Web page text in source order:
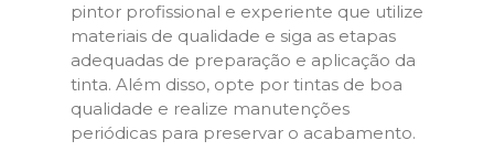
pintor profissional e experiente que utilize
materiais de qualidade e siga as etapas
adequadas de preparação e aplicação da
tinta. Além disso, opte por tintas de boa
qualidade e realize manutenções
periódicas para preservar o acabamento.